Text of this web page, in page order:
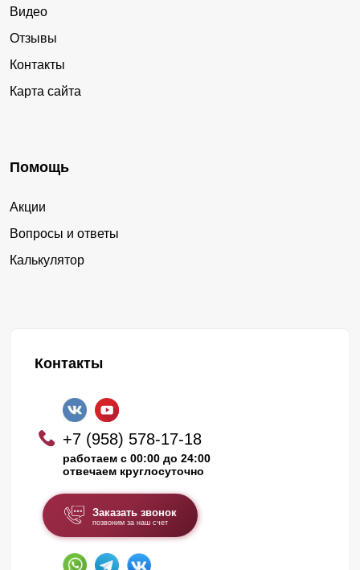
Видео
Отзывы
Контакты
Карта сайта
Помощь
Акции
Вопросы и ответы
Калькулятор
Контакты
+7 (958) 578-17-18
работаем с 00:00 до 24:00
отвечаем круглосуточно
Заказать звонок
позвоним за наш счет